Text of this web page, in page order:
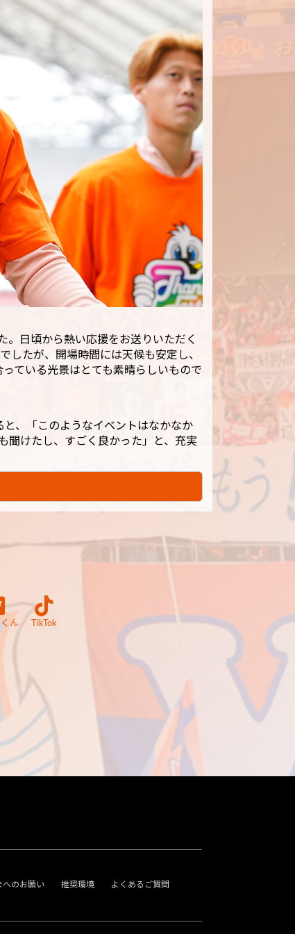
。日頃から熱い応援をお送りいただく
したが、開場時間には天候も安定し、
ている光景はとても素晴らしいもので
、「このようなイベントはなかなか
聞けたし、すごく良かった」と、充実
ん TikTok
へのお願い 推奨環境 よくあるご質問